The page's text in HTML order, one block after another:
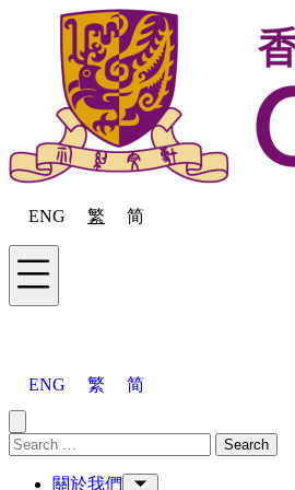
Skip to content
ENG 繁 简
Menu
ENG 繁 简
Close menu
Search for: Search
關於我們